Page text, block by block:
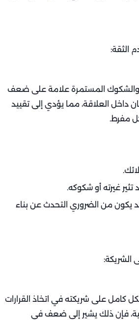
الثقة:
والشكوك المستمرة علامة على ضعف
داخل العلاقة، مما يؤدي إلى تقييد
مفرط.
غيرته أو شكوكه.
يكون من الضروري التحدث عن بناء
الشريكة:
كامل على شريكته في اتخاذ القرارات
فإن ذلك يشير إلى ضعف في